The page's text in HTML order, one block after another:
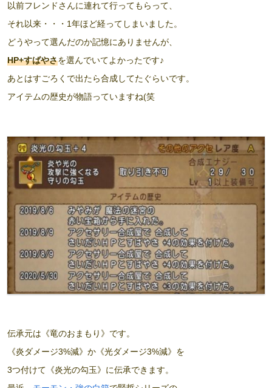
以前フレンドさんに連れて行ってもらって、
それ以来・・・1年ほど経ってしまいました。
どうやって選んだのか記憶にありませんが、
HP+すばやさを選んでいてよかったです♪
あとはすごろくで出たら合成してたぐらいです。
アイテムの歴史が物語っていますね(笑
伝承元は《竜のおまもり》です。
《炎ダメージ3%減》か《光ダメージ3%減》を
3つ付けて《炎光の勾玉》に伝承できます。